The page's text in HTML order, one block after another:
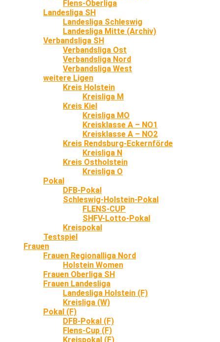
Flens-Oberliga
Landesliga SH
Landesliga Schleswig
Landesliga Mitte (Archiv)
Verbandsliga SH
Verbandsliga Ost
Verbandsliga Nord
Verbandsliga West
weitere Ligen
Kreis Holstein
Kreisliga M
Kreis Kiel
Kreisliga MO
Kreisklasse A – NO1
Kreisklasse A – NO2
Kreis Rendsburg-Eckernförde
Kreisliga N
Kreis Ostholstein
Kreisliga O
Pokal
DFB-Pokal
Schleswig-Holstein-Pokal
FLENS-CUP
SHFV-Lotto-Pokal
Kreispokal
Testspiel
Frauen
Frauen Regionalliga Nord
Holstein Women
Frauen Oberliga SH
Frauen Landesliga
Landesliga Holstein (F)
Kreisliga (W)
Pokal (F)
DFB-Pokal (F)
Flens-Cup (F)
Kreispokal (F)